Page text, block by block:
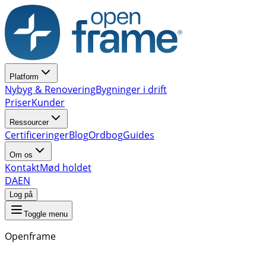
Platform
Nybyg & RenoveringBygninger i drift
PriserKunder
Ressourcer
CertificeringerBlogOrdbogGuides
Om os
KontaktMød holdet
DAEN
Log på
Toggle menu
Openframe